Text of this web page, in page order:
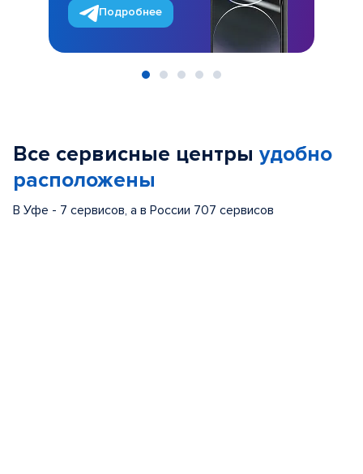
Подробнее
Все сервисные центры удобно
расположены
В Уфе - 7 сервисов, а в России 707 сервисов